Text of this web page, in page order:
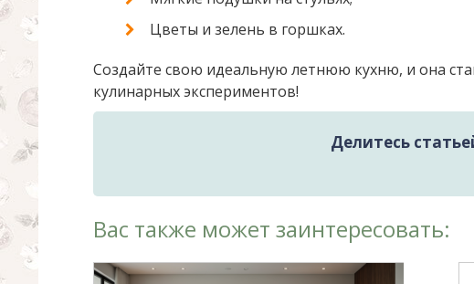
Цветы и зелень в горшках.
Создайте свою идеальную летнюю кухню, и она
кулинарных экспериментов!
Делитесь
Вас также может заинтересовать: